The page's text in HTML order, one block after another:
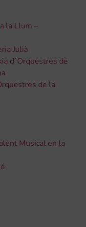
la Llum –
Julià
d´Orquestres de
de la
Musical en la